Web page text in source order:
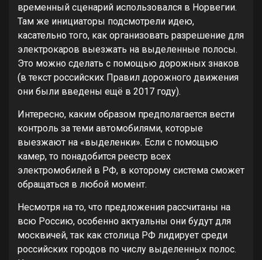
временный сценарий использовался в Норвегии.
Там же инициаторы подсмотрели идею,
касательно того, как организовать разрешение для
электрокаров выезжать на выделенные полосы.
Это можно сделать с помощью дорожных знаков
(в текст российских Правил дорожного движения
они были введены ещё в 2017 году).
Интересно, каким образом предполагается вести
контроль за теми автомобилями, которые
выезжают на «выделенки». Если с помощью
камер, то понадобится реестр всех
электромобилей в РФ, в которому система сможет
обращаться в любой момент.
Несмотря на то, что предложения рассчитаны на
всю Россию, особенно актуальны они будут для
москвичей, так как столица РФ лидирует среди
российских городов по числу выделенных полос.